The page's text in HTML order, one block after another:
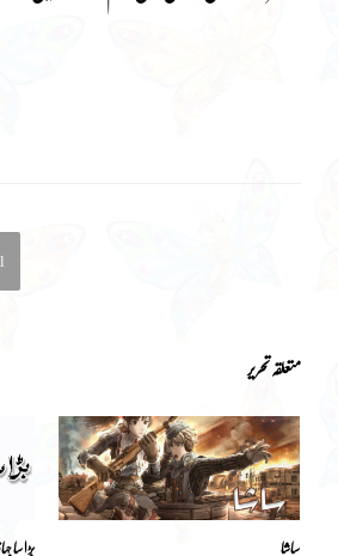
متعلقہ تحریر
بڑا سا ساشا